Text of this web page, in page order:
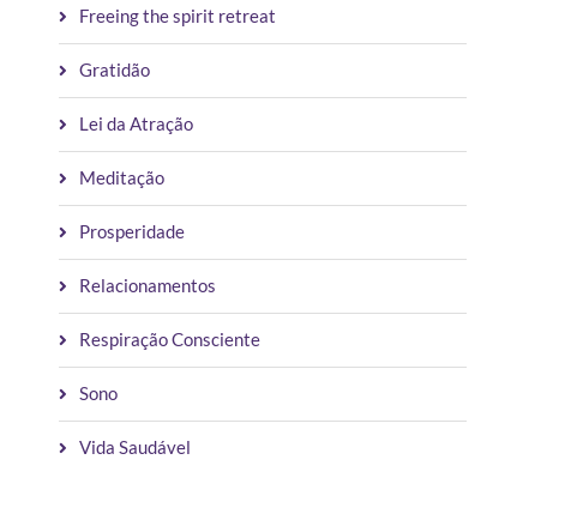
Freeing the spirit retreat
Gratidão
Lei da Atração
Meditação
Prosperidade
Relacionamentos
Respiração Consciente
Sono
Vida Saudável